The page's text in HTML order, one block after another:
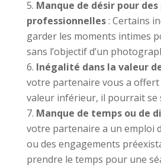
Manque de désir pour
professionnelles: Certains
garder les moments intimes
sans l’objectif d’un
Inégalité dans la valeur
votre partenaire vous a offert
valeur inférieur, il pourrait se
Manque de temps ou de
votre partenaire a un emploi
ou des engagements
prendre le temps pour une